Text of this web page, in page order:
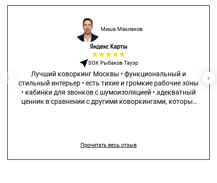
Миша Маклаков
★★★★★
SOK Рыбаков Тауэр
Лучший коворкинг Москвы • функциональный и
стильный интерьер • есть тихие и громкие рабочие зоны
• кабинки для звонков с шумоизоляцией • адекватный
ценник в сравнении с другими коворкингами, которые
Прочитать весь отзыв